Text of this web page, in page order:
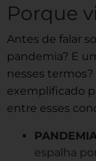
Porque
Antes de falar
pandemia? E
nesses
exemplificado
entre esses
espalha